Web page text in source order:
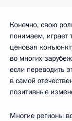
Конечно, свою
понимаем, играет
ценовая
во многих
если переводить
в самой
позитивные
Многие регионы